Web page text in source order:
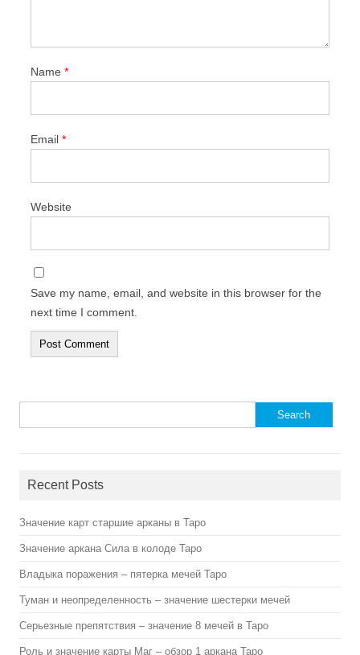
Name *
Email *
Website
Save my name, email, and website in this browser for the
next time I comment.
a
t
r
g
e
a
h
l
Recent Posts
Значение карт старшие арканы в Таро
Значение аркана Сила в колоде Таро
Владыка поражения – пятерка мечей Таро
Туман и неопределенность – значение шестерки мечей
Серьезные препятствия – значение 8 мечей в Таро
Роль и значение карты Маг – обзор 1 аркана Таро